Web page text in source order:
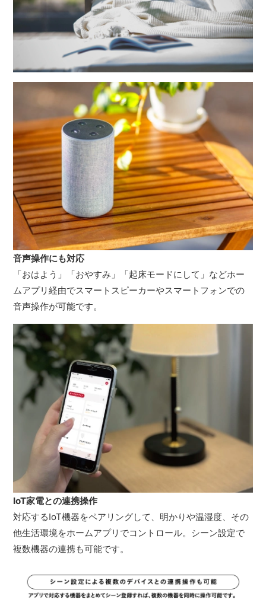
音声操作にも対応
「おはよう」「おやすみ」「起床モードにして」などホー
ムアプリ経由でスマートスピーカーやスマートフォンでの
音声操作が可能です。
IoT家電との連携操作
対応するIoT機器をペアリングして、明かりや温湿度、その
他生活環境をホームアプリでコントロール。シーン設定で
複数機器の連携も可能です。